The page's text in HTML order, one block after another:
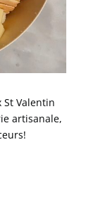
St Valentin
artisanale,